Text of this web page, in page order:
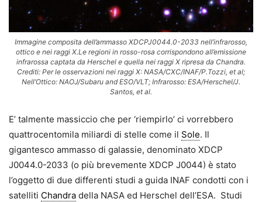
Immagine composita dell’ammasso XDCPJ0044.0-2033 nell’infrarosso,
ottico e nei raggi X.Le regioni in rosso-rosa corrispondono all’emissione
infrarossa captata da Herschel e quella nei raggi X ripresa da Chandra.
Crediti: Per le osservazioni nei raggi X: NASA/CXC/INAF/P.Tozzi, et al;
Nell’Ottico: NAOJ/Subaru and ESO/VLT; Infrarosso: ESA/Herschel/J.
Santos, et al.
E’ talmente massiccio che per ‘riempirlo’ ci vorrebbero
quattrocentomila miliardi di stelle come il Sole. Il
gigantesco ammasso di galassie, denominato XDCP
J0044.0-2033 (o più brevemente XDCP J0044) è stato
l’oggetto di due differenti studi a guida INAF condotti con i
satelliti Chandra della NASA ed Herschel dell’ESA. Studi